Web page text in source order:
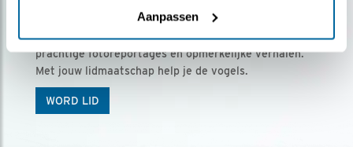
Aanpassen
Ontvang 5 x Vogels voor € 36,00 per jaar
Vogels is het tijdschrift voor onze leden, met
prachtige fotoreportages en opmerkelijke verhalen.
Met jouw lidmaatschap help je de vogels.
WORD LID